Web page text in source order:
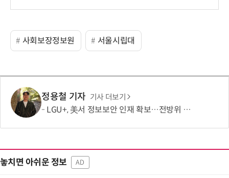
사회보장정보원 서울시립대
정용철 기자 기사 더보기
LGU+, 美서 정보보안 인재 확보…전방위 역량 강화 총력
놓치면 아쉬운 정보 AD